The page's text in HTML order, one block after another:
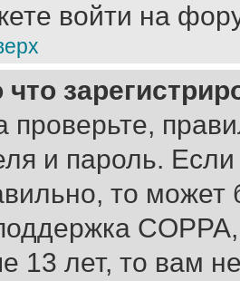
войти на
что
проверьте,
и пароль.
то может
13 лет, то вам